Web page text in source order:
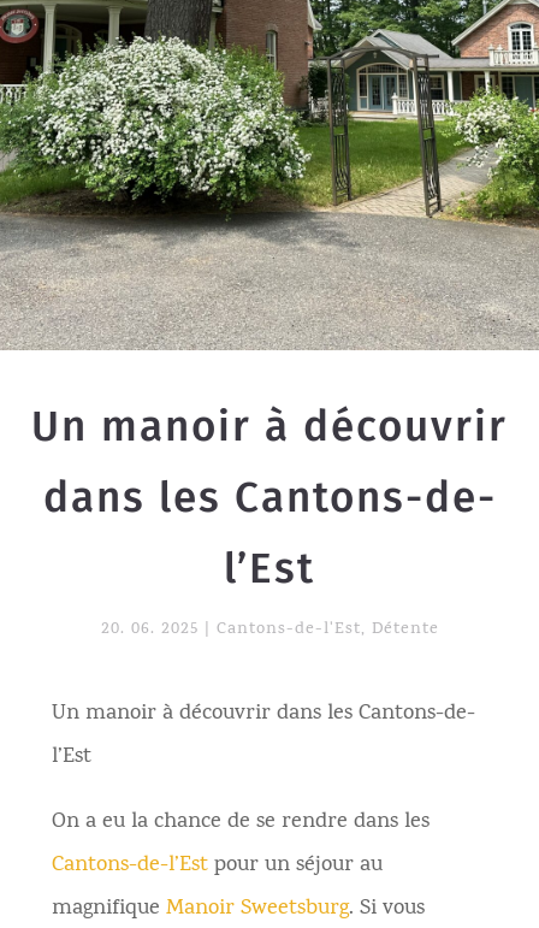
Un manoir à découvrir
dans les Cantons-de-
l’Est
20. 06. 2025 Cantons-de-l'Est, Détente
Un manoir à découvrir dans les Cantons-de-
l’Est
On a eu la chance de se rendre dans les
Cantons-de-l’Estpour un séjour au
magnifique Manoir Sweetsburg. Si vous